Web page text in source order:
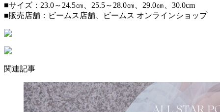
■サイズ：23.0～24.5㎝、25.5～28.0㎝、29.0㎝、30.0cm
■販売店舗：ビームス店舗、ビームス オンラインショップ
関連記事